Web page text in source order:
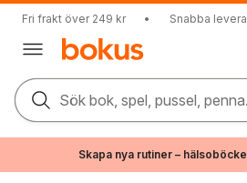
Fri frakt över 249 kr • Snabba
Sök bok, spel, pussel,
Skapa nya rutiner –